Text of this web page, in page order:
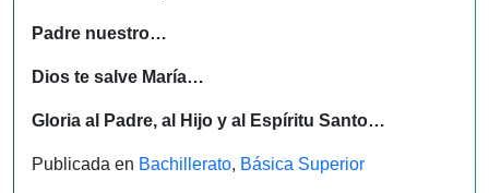
Padre nuestro…
Dios te salve María…
Gloria al Padre, al Hijo y al Espíritu Santo…
Publicada en Bachillerato, Básica Superior